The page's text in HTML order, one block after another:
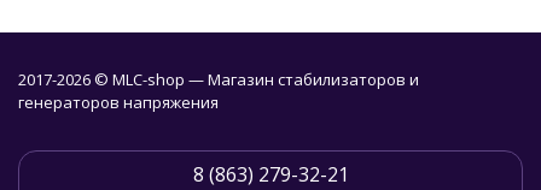
2017-2026 © MLC-shop — Магазин стабилизаторов и
генераторов напряжения
8 (863) 279-32-21